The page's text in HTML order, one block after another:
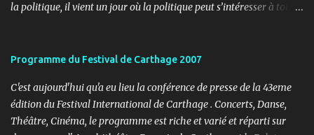
porter la voix du dialogue En tant que maître de cérémonie, mon
moments d’ouverture, d’échanges et de clôture. Ce fut une expéri...
la politique, il vient un jour où la politique peut s’intéresser à toi…
Ouatane ». Après informations, il s’agit de l’organe officiel d’un
non pas de l’article, mais du sujet (3 pages), c’est les adorateurs de
Satan en Tunisie. Noureddine Mbarki a réalisé une enquête sur le
terrain pour essayer de comprendre l’imaginaire de ces jeunes,
Programme du Festival de Carthage 2007
C'est aujourd'hui qu'a eu lieu la conférence de presse de la 43eme
édition du Festival International de Carthage . Concerts, Danse,
Théâtre, Cinéma, le programme est riche et varié et réparti sur